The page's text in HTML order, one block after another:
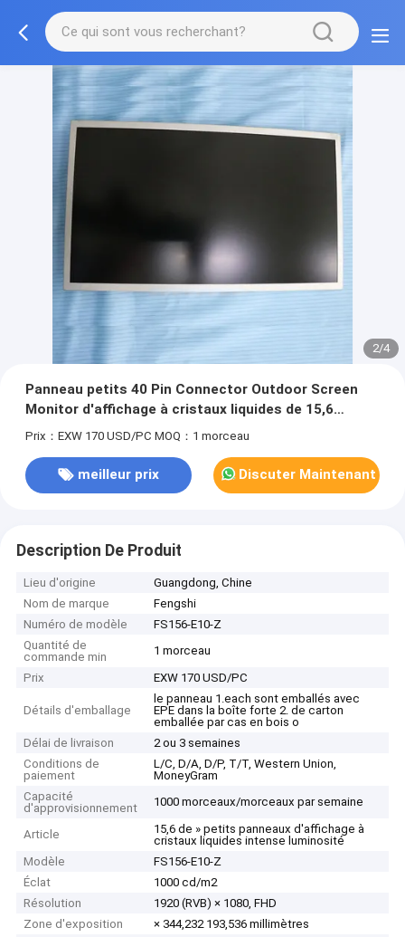
2/4
Panneau petits 40 Pin Connector Outdoor Screen
Monitor d'affichage à cristaux liquides de 15,6
pouces
Prix：EXW 170 USD/PC MOQ：1 morceau
meilleur prix Discuter Maintenant
Description De Produit
Lieu d'origine
Guangdong, Chine
Nom de marque
Fengshi
Numéro de modèle
FS156-E10-Z
Quantité de
commande min
1 morceau
Prix
EXW 170 USD/PC
Détails d'emballage
le panneau 1.each sont emballés avec
EPE dans la boîte forte 2. de carton
emballée par cas en bois o
Délai de livraison
2 ou 3 semaines
Conditions de
paiement
L/C, D/A, D/P, T/T, Western Union,
MoneyGram
Capacité
d'approvisionnement
1000 morceaux/morceaux par semaine
Article
15,6 de » petits panneaux d'affichage à
cristaux liquides intense luminosité
Modèle
FS156-E10-Z
Éclat
1000 cd/m2
Résolution
1920 (RVB) × 1080, FHD
Zone d'exposition
× 344,232 193,536 millimètres